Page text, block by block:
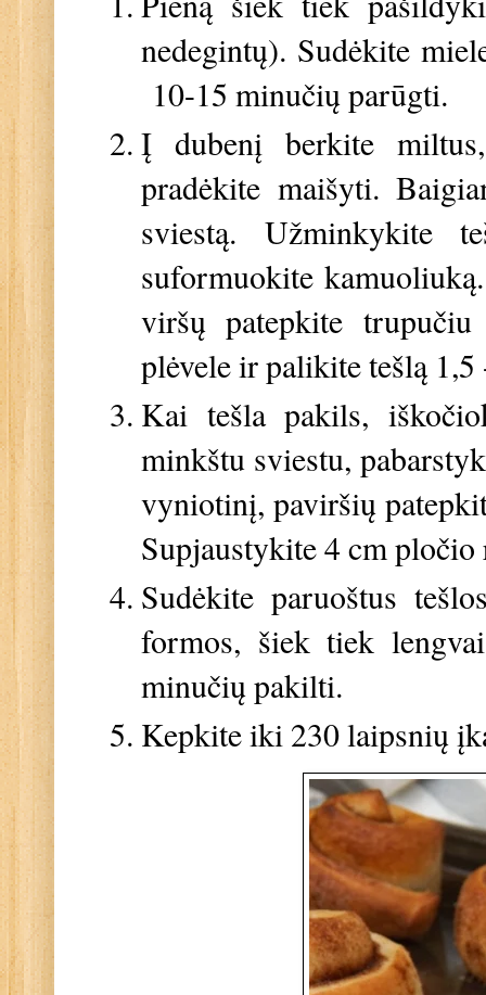
nedegintų). Sudėkite
10-15 minučių parūgti.
Į dubenį berkite
pradėkite maišyti.
sviestą. Užminkykite
suformuokite
viršų patepkite
plėvele ir palikite tešlą
Kai tešla pakils,
minkštu sviestu,
vyniotinį, paviršių
Supjaustykite 4 cm
Sudėkite paruoštus
formos, šiek tiek
minučių pakilti.
Kepkite iki 230 laipsnių